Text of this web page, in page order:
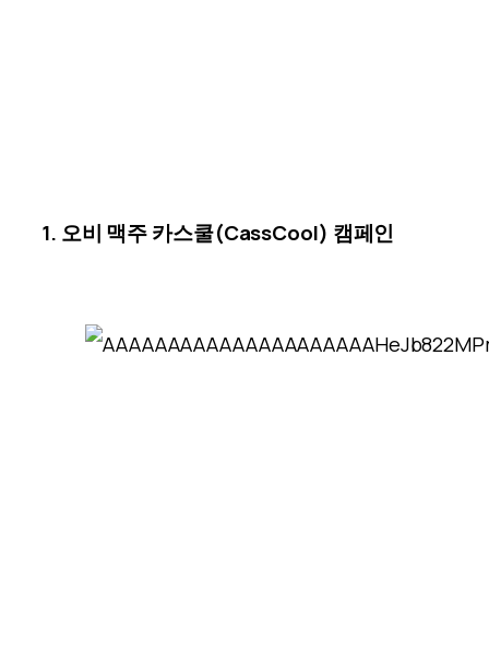
1. 오비 맥주 카스쿨(CassCool) 캠페인